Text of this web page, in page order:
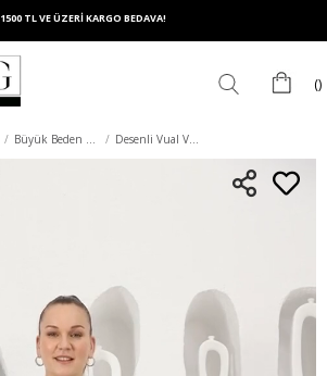
1500 TL VE ÜZERİ KARGO BEDAVA!
Büyük Beden Bluz Desenli Vual Viskon Büyük Beden Düğmeli Yeşil Bluz